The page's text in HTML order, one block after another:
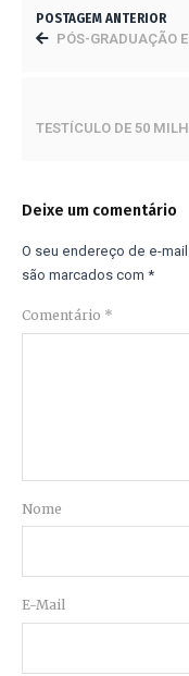
POSTAGEM ANTERIOR
PÓS-GRADUAÇÃO
Deixe um comentário
O seu endereço de e-
são marcados com *
Comentário *
Nome
E-Mail